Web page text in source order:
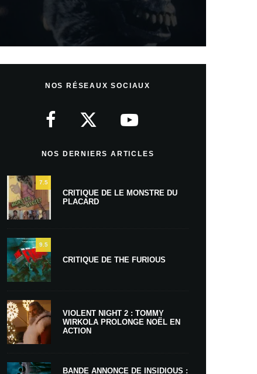
NOS RÉSEAUX SOCIAUX
NOS DERNIERS ARTICLES
7.5
CRITIQUE DE LE MONSTRE DU
PLACARD
9.5
CRITIQUE DE THE FURIOUS
VIOLENT NIGHT 2 : TOMMY
WIRKOLA PROLONGE NOËL EN
ACTION
BANDE ANNONCE DE INSIDIOUS :